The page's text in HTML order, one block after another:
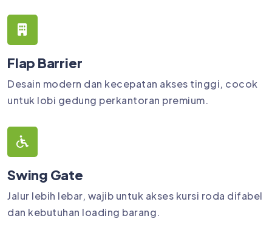
Flap Barrier
Desain modern dan kecepatan akses tinggi, cocok
untuk lobi gedung perkantoran premium.
Swing Gate
Jalur lebih lebar, wajib untuk akses kursi roda difabel
dan kebutuhan loading barang.